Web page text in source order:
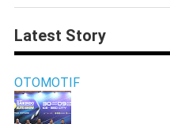
Latest Story
OTOMOTIF